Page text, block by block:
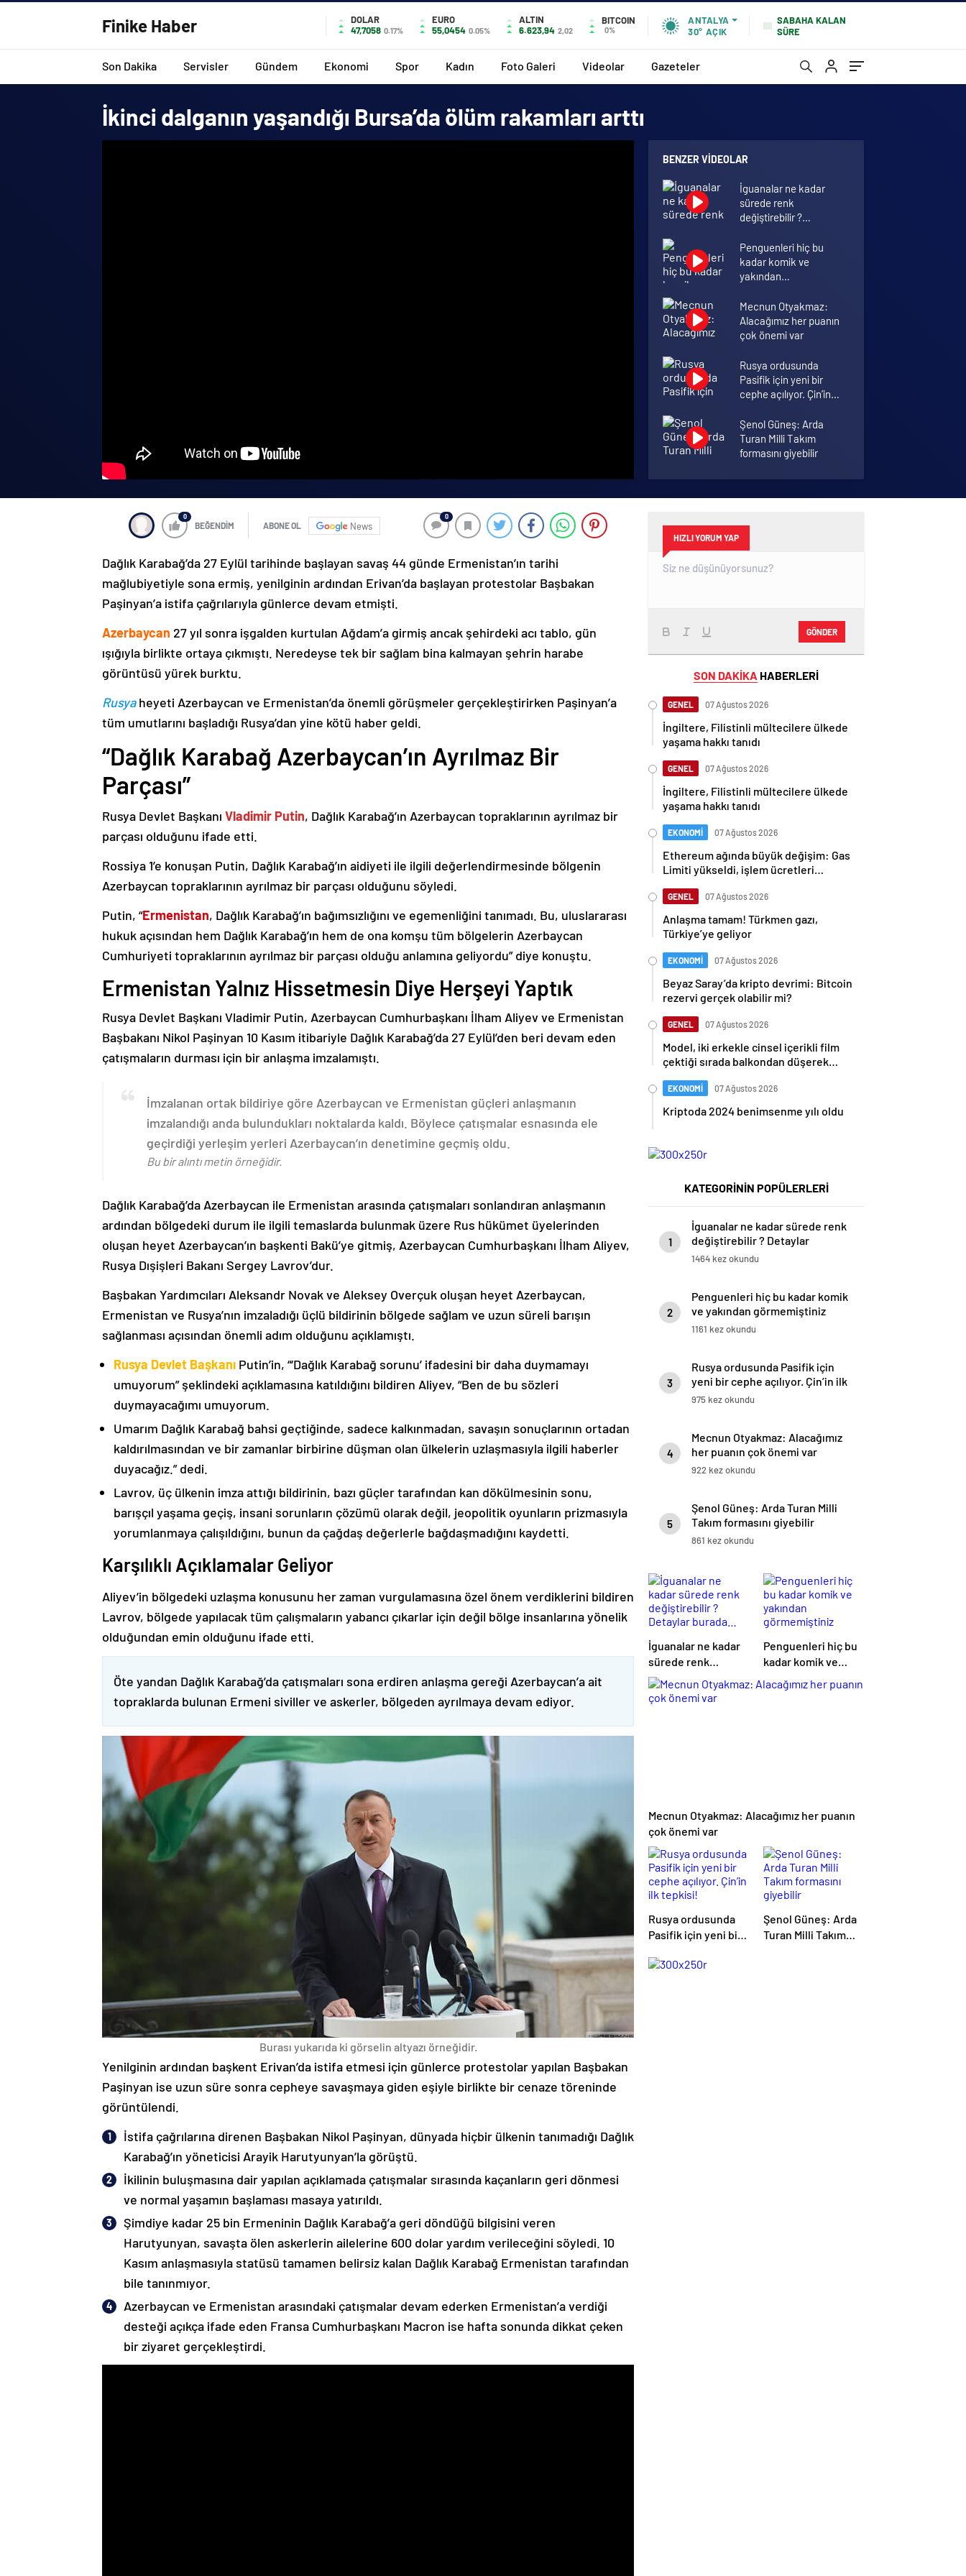
Finike Haber
DOLAR
47,7058 0.17%
EURO
55,0454 0.05%
ALTIN
6.623,94 2,02
BITCOIN
0%
ANTALYA
30° AÇIK
SABAHA KALAN
SÜRE
Son Dakika Servisler Gündem Ekonomi Spor Kadın Foto Galeri Videolar Gazeteler
İkinci dalganın yaşandığı Bursa’da ölüm rakamları arttı
BENZER VIDEOLAR
İguanalar ne kadar
sürede renk
değiştirebilir ?
Penguenleri hiç bu
kadar komik ve
yakından
Mecnun Otyakmaz:
Alacağımız her puanın
çok önemi var
Rusya ordusunda
Pasifik için yeni bir
cephe açılıyor. Çin’in
Şenol Güneş: Arda
Turan Milli Takım
formasını giyebilir
Abu Dabi’deki 144 katlı
gökdelen böyle yıkıldı
0
BEĞENDİM ABONE OL News
0
Dağlık Karabağ’da 27 Eylül tarihinde başlayan savaş 44 günde Ermenistan’ın tarihi
mağlubiyetiyle sona ermiş, yenilginin ardından Erivan’da başlayan protestolar Başbakan
Paşinyan’a istifa çağrılarıyla günlerce devam etmişti.
Azerbaycan 27 yıl sonra işgalden kurtulan Ağdam’a girmiş ancak şehirdeki acı tablo, gün
ışığıyla birlikte ortaya çıkmıştı. Neredeyse tek bir sağlam bina kalmayan şehrin harabe
görüntüsü yürek burktu.
Rusyaheyeti Azerbaycan ve Ermenistan’da önemli görüşmeler gerçekleştirirken Paşinyan’a
tüm umutlarını başladığı Rusya’dan yine kötü haber geldi.
“Dağlık Karabağ Azerbaycan’ın Ayrılmaz Bir
Parçası”
Rusya Devlet Başkanı Vladimir Putin, Dağlık Karabağ’ın Azerbaycan topraklarının ayrılmaz bir
parçası olduğunu ifade etti.
Rossiya 1’e konuşan Putin, Dağlık Karabağ’ın aidiyeti ile ilgili değerlendirmesinde bölgenin
Azerbaycan topraklarının ayrılmaz bir parçası olduğunu söyledi.
Putin, “Ermenistan, Dağlık Karabağ’ın bağımsızlığını ve egemenliğini tanımadı. Bu, uluslararası
hukuk açısından hem Dağlık Karabağ’ın hem de ona komşu tüm bölgelerin Azerbaycan
Cumhuriyeti topraklarının ayrılmaz bir parçası olduğu anlamına geliyordu” diye konuştu.
Ermenistan Yalnız Hissetmesin Diye Herşeyi Yaptık
Rusya Devlet Başkanı Vladimir Putin, Azerbaycan Cumhurbaşkanı İlham Aliyev ve Ermenistan
Başbakanı Nikol Paşinyan 10 Kasım itibariyle Dağlık Karabağ’da 27 Eylül’den beri devam eden
çatışmaların durması için bir anlaşma imzalamıştı.
İmzalanan ortak bildiriye göre Azerbaycan ve Ermenistan güçleri anlaşmanın
imzalandığı anda bulundukları noktalarda kaldı. Böylece çatışmalar esnasında ele
geçirdiği yerleşim yerleri Azerbaycan’ın denetimine geçmiş oldu.
Bu bir alıntı metin örneğidir.
Dağlık Karabağ’da Azerbaycan ile Ermenistan arasında çatışmaları sonlandıran anlaşmanın
ardından bölgedeki durum ile ilgili temaslarda bulunmak üzere Rus hükümet üyelerinden
oluşan heyet Azerbaycan’ın başkenti Bakü’ye gitmiş, Azerbaycan Cumhurbaşkanı İlham Aliyev,
Rusya Dışişleri Bakanı Sergey Lavrov’dur.
Başbakan Yardımcıları Aleksandr Novak ve Aleksey Overçuk oluşan heyet Azerbaycan,
Ermenistan ve Rusya’nın imzaladığı üçlü bildirinin bölgede sağlam ve uzun süreli barışın
sağlanması açısından önemli adım olduğunu açıklamıştı.
Rusya Devlet Başkanı Putin’in, “‘Dağlık Karabağ sorunu’ ifadesini bir daha duymamayı
umuyorum” şeklindeki açıklamasına katıldığını bildiren Aliyev, “Ben de bu sözleri
duymayacağımı umuyorum.
Umarım Dağlık Karabağ bahsi geçtiğinde, sadece kalkınmadan, savaşın sonuçlarının ortadan
kaldırılmasından ve bir zamanlar birbirine düşman olan ülkelerin uzlaşmasıyla ilgili haberler
duyacağız.” dedi.
Lavrov, üç ülkenin imza attığı bildirinin, bazı güçler tarafından kan dökülmesinin sonu,
barışçıl yaşama geçiş, insani sorunların çözümü olarak değil, jeopolitik oyunların prizmasıyla
yorumlanmaya çalışıldığını, bunun da çağdaş değerlerle bağdaşmadığını kaydetti.
Karşılıklı Açıklamalar Geliyor
Aliyev’in bölgedeki uzlaşma konusunu her zaman vurgulamasına özel önem verdiklerini bildiren
Lavrov, bölgede yapılacak tüm çalışmaların yabancı çıkarlar için değil bölge insanlarına yönelik
olduğundan emin olduğunu ifade etti.
Öte yandan Dağlık Karabağ’da çatışmaları sona erdiren anlaşma gereği Azerbaycan’a ait
topraklarda bulunan Ermeni siviller ve askerler, bölgeden ayrılmaya devam ediyor.
Burası yukarıda ki görselin altyazı örneğidir.
Yenilginin ardından başkent Erivan’da istifa etmesi için günlerce protestolar yapılan Başbakan
Paşinyan ise uzun süre sonra cepheye savaşmaya giden eşiyle birlikte bir cenaze töreninde
görüntülendi.
İstifa çağrılarına direnen Başbakan Nikol Paşinyan, dünyada hiçbir ülkenin tanımadığı Dağlık
Karabağ’ın yöneticisi Arayik Harutyunyan’la görüştü.
İkilinin buluşmasına dair yapılan açıklamada çatışmalar sırasında kaçanların geri dönmesi
ve normal yaşamın başlaması masaya yatırıldı.
Şimdiye kadar 25 bin Ermeninin Dağlık Karabağ’a geri döndüğü bilgisini veren
Harutyunyan, savaşta ölen askerlerin ailelerine 600 dolar yardım verileceğini söyledi. 10
Kasım anlaşmasıyla statüsü tamamen belirsiz kalan Dağlık Karabağ Ermenistan tarafından
bile tanınmıyor.
Azerbaycan ve Ermenistan arasındaki çatışmalar devam ederken Ermenistan’a verdiği
desteği açıkça ifade eden Fransa Cumhurbaşkanı Macron ise hafta sonunda dikkat çeken
bir ziyaret gerçekleştirdi.
HIZLI YORUM YAP
GÖNDER
SON DAKİKA HABERLERİ
GENEL 07 Ağustos 2026
İngiltere, Filistinli mültecilere ülkede
yaşama hakkı tanıdı
GENEL 07 Ağustos 2026
İngiltere, Filistinli mültecilere ülkede
yaşama hakkı tanıdı
EKONOMİ 07 Ağustos 2026
Ethereum ağında büyük değişim: Gas
Limiti yükseldi, işlem ücretleri
GENEL 07 Ağustos 2026
Anlaşma tamam! Türkmen gazı,
Türkiye’ye geliyor
EKONOMİ 07 Ağustos 2026
Beyaz Saray’da kripto devrimi: Bitcoin
rezervi gerçek olabilir mi?
GENEL 07 Ağustos 2026
Model, iki erkekle cinsel içerikli film
çektiği sırada balkondan düşerek
EKONOMİ 07 Ağustos 2026
Kriptoda 2024 benimsenme yılı oldu
KATEGORİNİN POPÜLERLERİ
1
İguanalar ne kadar sürede renk
değiştirebilir ? Detaylar
burada…
1464 kez okundu
2
Penguenleri hiç bu kadar komik
ve yakından görmemiştiniz
1161 kez okundu
3
Rusya ordusunda Pasifik için
yeni bir cephe açılıyor. Çin’in ilk
tepkisi!
975 kez okundu
4
Mecnun Otyakmaz: Alacağımız
her puanın çok önemi var
922 kez okundu
5
Şenol Güneş: Arda Turan Milli
Takım formasını giyebilir
861 kez okundu
İguanalar ne kadar
sürede renk
değiştirebilir ?
Detaylar burada…
Penguenleri hiç bu
kadar komik ve
yakından
görmemiştiniz
Mecnun Otyakmaz: Alacağımız her puanın
çok önemi var
Rusya ordusunda
Pasifik için yeni bir
Çin’in ilk tepkisi!
Şenol Güneş: Arda
Turan Milli Takım